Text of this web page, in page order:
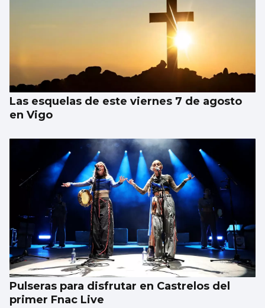
Las esquelas de este viernes 7 de agosto
en Vigo
Pulseras para disfrutar en Castrelos del
primer Fnac Live